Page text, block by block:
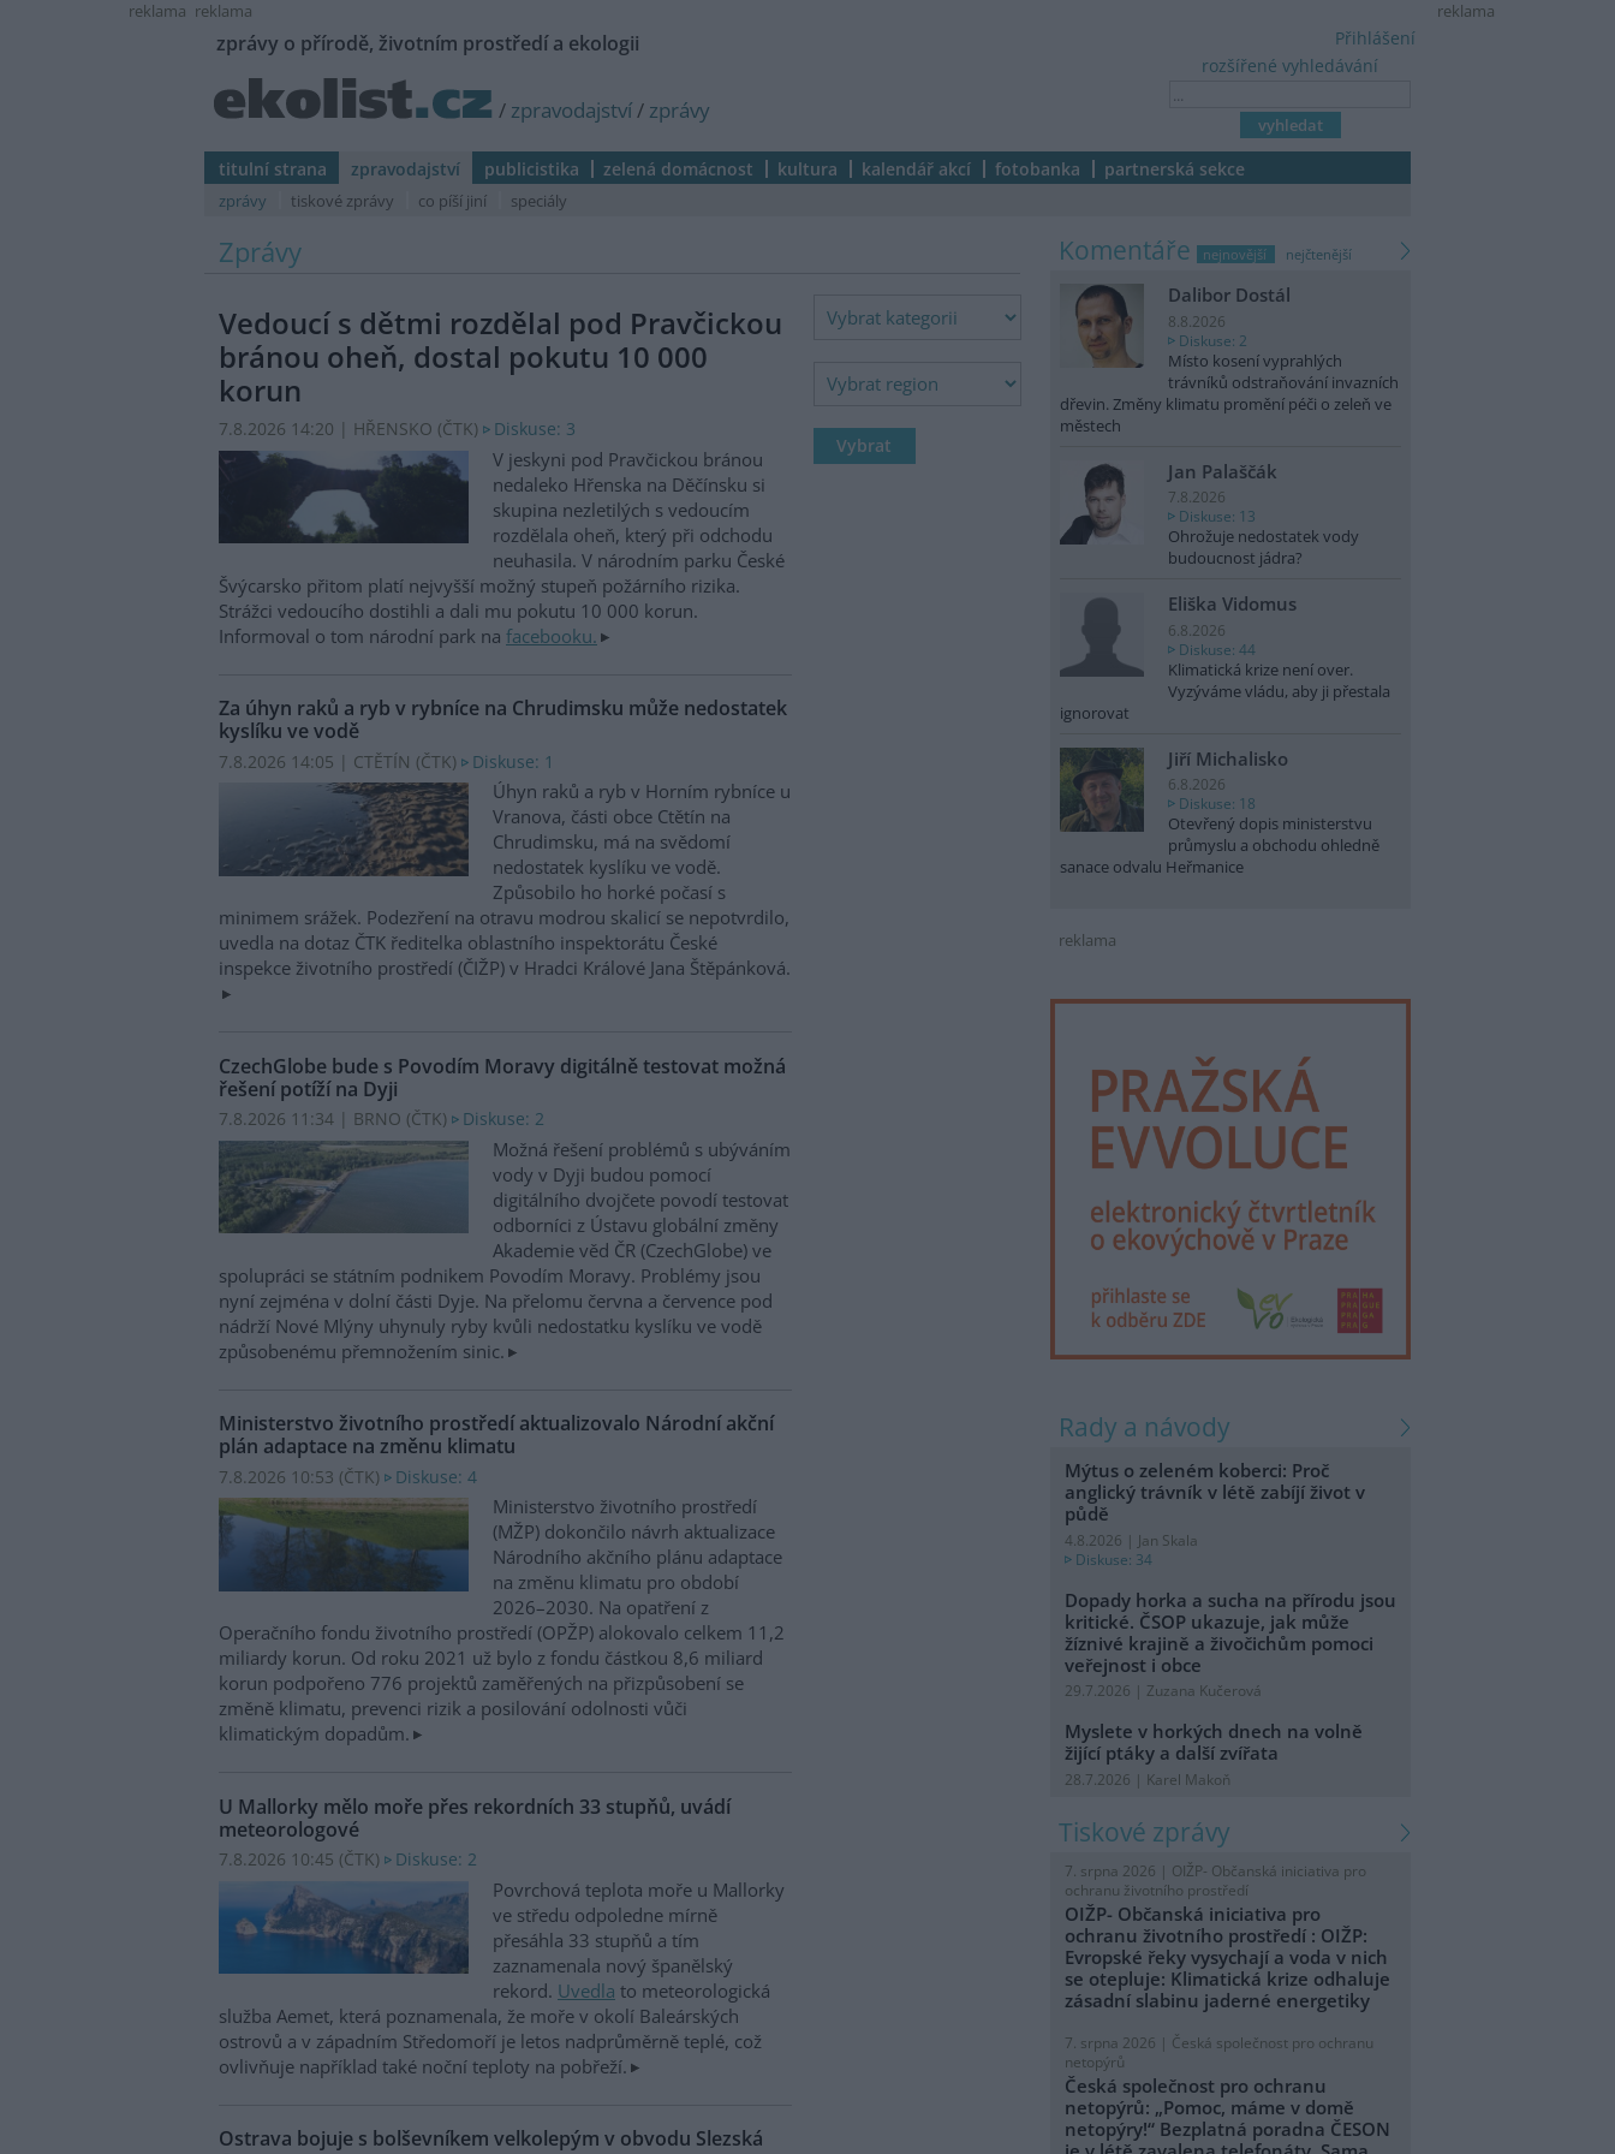
reklama
reklama reklama
zprávy o přírodě, životním prostředí a ekologii
/ zpravodajství/ zprávy
rozšířené vyhledávání
Přihlášení
titulní strana zpravodajství publicistika zelená domácnost kultura kalendář akcí fotobanka partnerská sekce
zprávy tiskové zprávy co píší jiní speciály
Zprávy
Vedoucí s dětmi rozdělal pod Pravčickou
bránou oheň, dostal pokutu 10 000
korun
7.8.2026 14:20 | HŘENSKO (ČTK) Diskuse: 3
V jeskyni pod Pravčickou bránou
nedaleko Hřenska na Děčínsku si
skupina nezletilých s vedoucím
rozdělala oheň, který při odchodu
neuhasila. V národním parku České
Švýcarsko přitom platí nejvyšší možný stupeň požárního rizika.
Strážci vedoucího dostihli a dali mu pokutu 10 000 korun.
Informoval o tom národní park na facebooku.
Za úhyn raků a ryb v rybníce na Chrudimsku může nedostatek
kyslíku ve vodě
7.8.2026 14:05 | CTĚTÍN (ČTK) Diskuse: 1
Úhyn raků a ryb v Horním rybníce u
Vranova, části obce Ctětín na
Chrudimsku, má na svědomí
nedostatek kyslíku ve vodě.
Způsobilo ho horké počasí s
minimem srážek. Podezření na otravu modrou skalicí se nepotvrdilo,
uvedla na dotaz ČTK ředitelka oblastního inspektorátu České
inspekce životního prostředí (ČIŽP) v Hradci Králové Jana Štěpánková.
CzechGlobe bude s Povodím Moravy digitálně testovat možná
řešení potíží na Dyji
7.8.2026 11:34 | BRNO (ČTK) Diskuse: 2
Možná řešení problémů s ubýváním
vody v Dyji budou pomocí
digitálního dvojčete povodí testovat
odborníci z Ústavu globální změny
Akademie věd ČR (CzechGlobe) ve
spolupráci se státním podnikem Povodím Moravy. Problémy jsou
nyní zejména v dolní části Dyje. Na přelomu června a července pod
nádrží Nové Mlýny uhynuly ryby kvůli nedostatku kyslíku ve vodě
způsobenému přemnožením sinic.
Ministerstvo životního prostředí aktualizovalo Národní akční
plán adaptace na změnu klimatu
7.8.2026 10:53 (ČTK) Diskuse: 4
Ministerstvo životního prostředí
(MŽP) dokončilo návrh aktualizace
Národního akčního plánu adaptace
na změnu klimatu pro období
2026–2030. Na opatření z
Operačního fondu životního prostředí (OPŽP) alokovalo celkem 11,2
miliardy korun. Od roku 2021 už bylo z fondu částkou 8,6 miliard
korun podpořeno 776 projektů zaměřených na přizpůsobení se
změně klimatu, prevenci rizik a posilování odolnosti vůči
klimatickým dopadům.
U Mallorky mělo moře přes rekordních 33 stupňů, uvádí
meteorologové
7.8.2026 10:45 (ČTK) Diskuse: 2
Povrchová teplota moře u Mallorky
ve středu odpoledne mírně
přesáhla 33 stupňů a tím
zaznamenala nový španělský
rekord. Uvedla to meteorologická
služba Aemet, která poznamenala, že moře v okolí Baleárských
ostrovů a v západním Středomoří je letos nadprůměrně teplé, což
ovlivňuje například také noční teploty na pobřeží.
Ostrava bojuje s bolševníkem velkolepým v obvodu Slezská
komentáře nejnovější nejčtenější
Dalibor Dostál
8.8.2026
Diskuse: 2
Místo kosení vyprahlých
trávníků odstraňování invazních
dřevin. Změny klimatu promění péči o zeleň ve
městech
Jan Palaščák
7.8.2026
Diskuse: 13
Ohrožuje nedostatek vody
budoucnost jádra?
Eliška Vidomus
6.8.2026
Diskuse: 44
Klimatická krize není over.
Vyzýváme vládu, aby ji přestala
ignorovat
Jiří Michalisko
6.8.2026
Diskuse: 18
Otevřený dopis ministerstvu
průmyslu a obchodu ohledně
sanace odvalu Heřmanice
reklama
rady a návody
Mýtus o zeleném koberci: Proč
anglický trávník v létě zabíjí život v
půdě
4.8.2026 | Jan Skala
Diskuse: 34
Dopady horka a sucha na přírodu jsou
kritické. ČSOP ukazuje, jak může
žíznivé krajině a živočichům pomoci
veřejnost i obce
29.7.2026 | Zuzana Kučerová
Myslete v horkých dnech na volně
žijící ptáky a další zvířata
28.7.2026 | Karel Makoň
tiskové zprávy
7. srpna 2026 | OIŽP- Občanská iniciativa pro
ochranu životního prostředí
OIŽP- Občanská iniciativa pro
ochranu životního prostředí : OIŽP:
Evropské řeky vysychají a voda v nich
se otepluje: Klimatická krize odhaluje
zásadní slabinu jaderné energetiky
7. srpna 2026 | Česká společnost pro ochranu
netopýrů
Česká společnost pro ochranu
netopýrů: „Pomoc, máme v domě
netopýry!“ Bezplatná poradna ČESON